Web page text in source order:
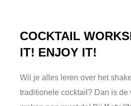
COCKTAIL
IT! ENJOY IT!
Wil je alles leren over het
traditionele cocktail? Dan is de